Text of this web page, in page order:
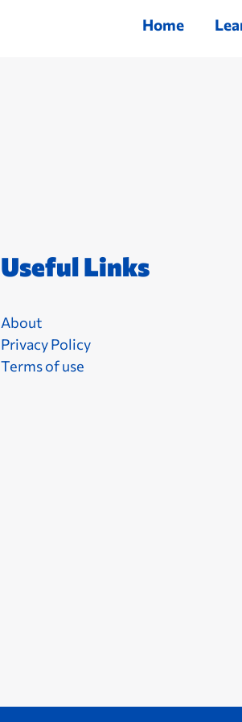
Home
Useful Links
About
Privacy Policy
Terms of use